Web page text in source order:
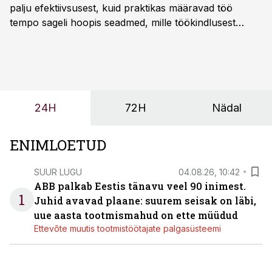
palju efektiivsusest, kuid praktikas määravad töö
tempo sageli hoopis seadmed, mille töökindlusest
24H 72H Nädal
ENIMLOETUD
1
SUUR LUGU 04.08.26, 10:42
ABB palkab Eestis tänavu veel 90 inimest.
Juhid avavad plaane: suurem seisak on läbi,
uue aasta tootmismahud on ette müüdud
Ettevõte muutis tootmistöötajate palgasüsteemi